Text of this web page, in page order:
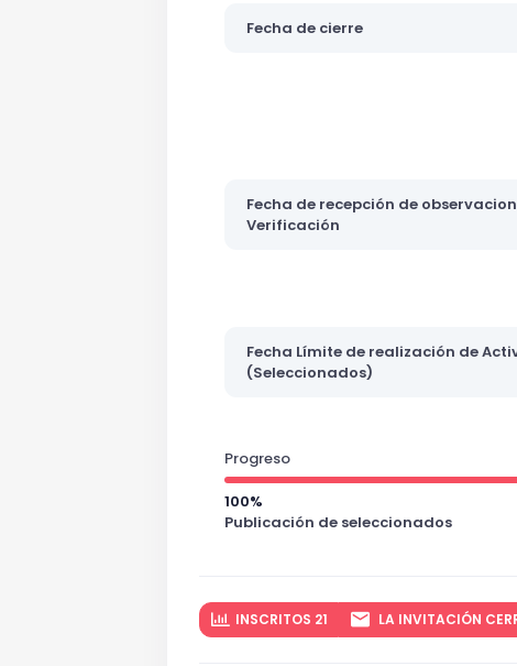
Fecha de cierre
Fecha de recepción de
Verificación
Fecha Límite de realización de
(Seleccionados)
Progreso
100%
Publicación de seleccionados
INSCRITOS 21 LA INVITACIÓN